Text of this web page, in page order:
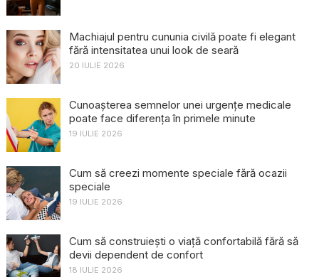
Machiajul pentru cununia civilă poate fi elegant
fără intensitatea unui look de seară
20 IULIE 2026
Cunoașterea semnelor unei urgențe medicale
poate face diferența în primele minute
19 IULIE 2026
Cum să creezi momente speciale fără ocazii
speciale
19 IULIE 2026
Cum să construiești o viață confortabilă fără să
devii dependent de confort
18 IULIE 2026